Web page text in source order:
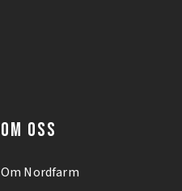
OM OSS
Om Nordfarm